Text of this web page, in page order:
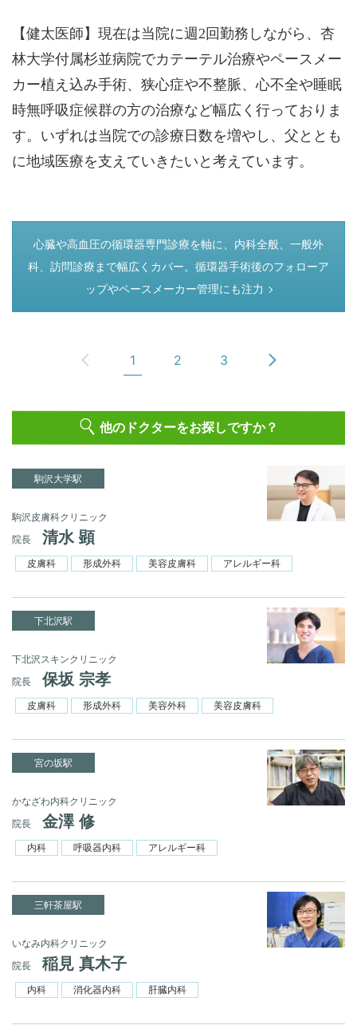
【健太医師】現在は当院に週2回勤務しながら、杏
林大学付属杉並病院でカテーテル治療やペースメー
カー植え込み手術、狭心症や不整脈、心不全や睡眠
時無呼吸症候群の方の治療など幅広く行っておりま
す。いずれは当院での診療日数を増やし、父ととも
に地域医療を支えていきたいと考えています。
つぎのページ
心臓や高血圧の循環器専門診療を軸に、内科全般、一般外
科、訪問診療まで幅広くカバー。循環器手術後のフォローア
ップやペースメーカー管理にも注力
1 2 3
他のドクターをお探しですか？
駒沢大学駅
駒沢皮膚科クリニック
院長
清水 顕
皮膚科 形成外科 美容皮膚科 アレルギー科
下北沢駅
下北沢スキンクリニック
院長
保坂 宗孝
皮膚科 形成外科 美容外科 美容皮膚科
宮の坂駅
かなざわ内科クリニック
院長
金澤 修
内科 呼吸器内科 アレルギー科
三軒茶屋駅
いなみ内科クリニック
院長
稲見 真木子
内科 消化器内科 肝臓内科